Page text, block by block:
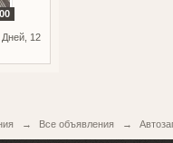
12
→ Все объявления →